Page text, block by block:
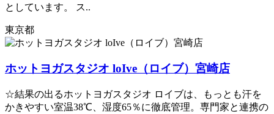
としています。 ス..
東京都
ホットヨガスタジオ loIve（ロイブ）宮崎店
☆結果の出るホットヨガスタジオ ロイブは、もっとも汗を
かきやすい室温38℃、湿度65％に徹底管理。専門家と連携の